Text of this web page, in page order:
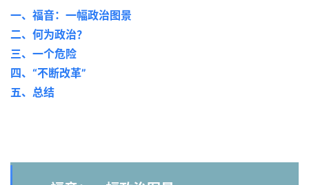
一、福音：一幅政治图景
二、何为政治？
三、一个危险
四、“不断改革”
五、总结